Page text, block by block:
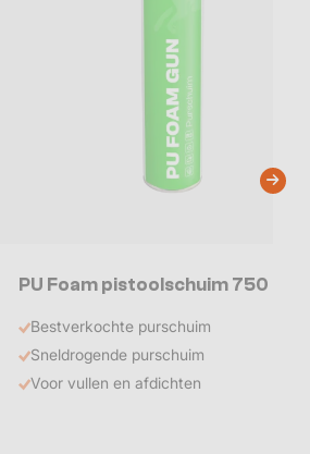
PU Foam pistoolschuim 750 ml
Bestverkochte purschuim
Sneldrogende purschuim
Voor vullen en afdichten